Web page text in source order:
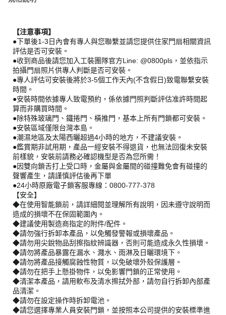
【注意事項】
●下單後1-3日內會有專人與您聯繫並請您提供住家門扇相關資訊
評估是否可安裝。
●收到商品後請您加入工裝團隊官方Line: @0800pls，並依指示
拍攝門扇照片供專人判斷是否可安裝。
●專人評估可安裝後將於3-5個工作天內(不含假日)致電聯繫安裝
時間。
●安裝時間依據專人致電預約，係依據門照判斷評估准許時間起
算而非購買時間。
●除特殊玻璃門、鐵捲門、橫推門，基本上所有門鎖都可安裝。
●安裝區域僅限台灣本島。
●潮濕地區及太陽西曬超過4小時的地方，不建議安裝。
●鑑賞期非試用期，產品一經安裝不得退貨，也無法回復未安裝
前樣貌，安裝前請務必確認機型是否為您所需！
●因雙向鎖舌打上受口時，金屬與金屬間的碰撞難免會有碰撞的
聲響產生，請謹慎評估後再下單
●24小時原廠電子鎖客服專線：0800-777-378
【安全】
◆在使用智能鎖前，請詳細閱並理解所有說明，因未遵守說明而
造成的損壞不在保固範圍內。
◆建議使用製造商指定的附件/配件。
◆請勿強行拆卸本產品，以免觸發警報或損壞產品。
◆請勿用尖銳物品刮擦指紋辨識器，否則可能造成永久性損壞。
◆請勿將產品暴露在漏水、濺水、雨淋及日曬環境下。
◆請勿將產品接觸腐蝕性物質，以免破壞外殼保護層。
◆請勿在把手上懸掛物件，以免影響門鎖的正常使用。
◆清潔本產品，請用軟布及清水擦拭外部，請勿自行拆卸內部產
品清潔。
◆請勿在設定操作時拆卸電池。
◆請您選擇專業人員安裝門鎖，並按照本公司提供的安裝標準進